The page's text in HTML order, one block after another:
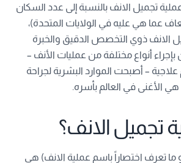
عملية تجميل الانف بالنسبة إلى عدد السكان
عما هي عليه في الولايات المتحدة)،
الانف ذوي التخصص الدقيق والخبرة
بإجراء أنواع مختلفة من عمليات الأنف –
– أصبحت الموارد البشرية لجراحة
الأغنى في العالم بأسره.
تجميل الانف؟
ما تعرف اختصاراً باسم عملية الانف) هي